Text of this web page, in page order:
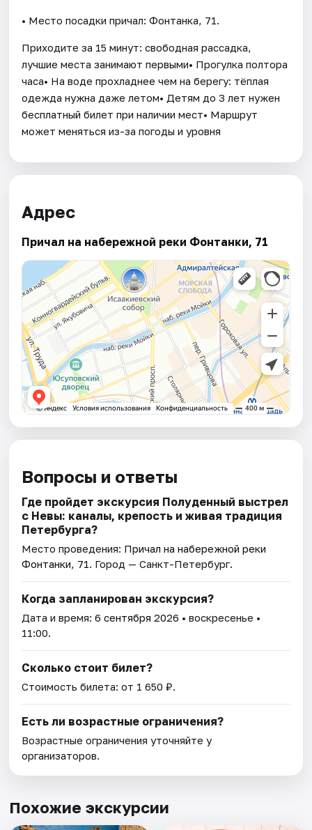
• Место посадки причал: Фонтанка, 71.
Приходите за 15 минут: свободная рассадка,
лучшие места занимают первыми• Прогулка полтора
часа• На воде прохладнее чем на берегу: тёплая
одежда нужна даже летом• Детям до 3 лет нужен
бесплатный билет при наличии мест• Маршрут
может меняться из-за погоды и уровня
Адрес
Причал на набережной реки Фонтанки, 71
Вопросы и ответы
Где пройдет экскурсия Полуденный выстрел
с Невы: каналы, крепость и живая традиция
Петербурга?
Место проведения: Причал на набережной реки
Фонтанки, 71. Город — Санкт-Петербург.
Когда запланирован экскурсия?
Дата и время:6 сентября 2026 • воскресенье •
11:00.
Сколько стоит билет?
Стоимость билета: от 1 650 ₽.
Есть ли возрастные ограничения?
Возрастные ограничения уточняйте у
организаторов.
Похожие экскурсии